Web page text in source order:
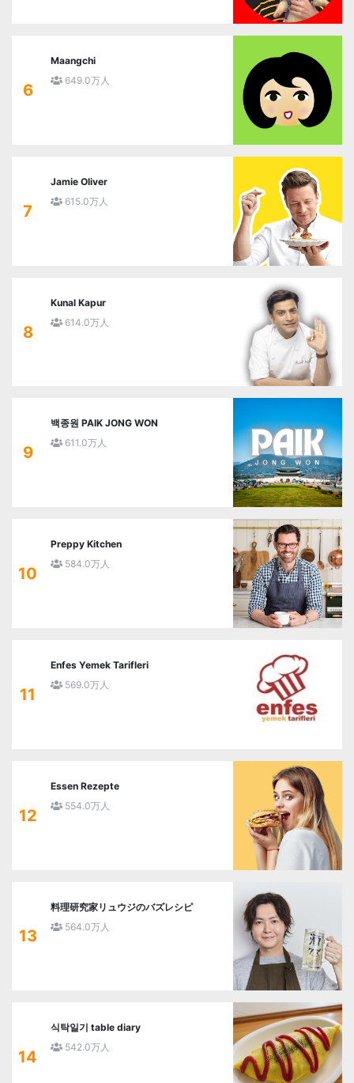
6
Maangchi
649.0万人
7
Jamie Oliver
615.0万人
8
Kunal Kapur
614.0万人
9
백종원 PAIK JONG WON
611.0万人
10
Preppy Kitchen
584.0万人
11
Enfes Yemek Tarifleri
569.0万人
12
Essen Rezepte
554.0万人
13
料理研究家リュウジのバズレシピ
564.0万人
14
식탁일기 table diary
542.0万人